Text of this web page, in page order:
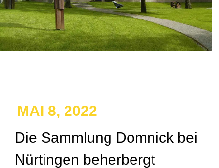
MAI 8, 2022
Die Sammlung Domnick bei
Nürtingen beherbergt